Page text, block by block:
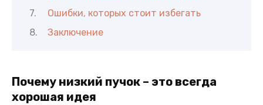
Ошибки, которых стоит избегать
Заключение
Почему низкий пучок – это всегда
хорошая идея